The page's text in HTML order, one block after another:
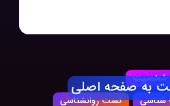
شخصیت
تست روانشناسی
به صفحه اصلی